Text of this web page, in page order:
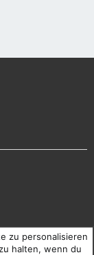
Impressum
zu personalisieren
halten, wenn du